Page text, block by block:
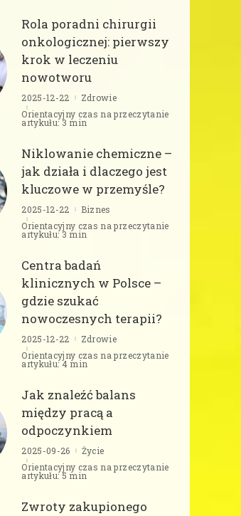
Rola poradni chirurgii
onkologicznej: pierwszy
krok w leczeniu
nowotworu
2025-12-22
Zdrowie
Orientacyjny czas na przeczytanie
artykułu: 3 min
Niklowanie chemiczne –
jak działa i dlaczego jest
kluczowe w przemyśle?
2025-12-22
Biznes
Orientacyjny czas na przeczytanie
artykułu: 3 min
Centra badań
klinicznych w Polsce –
gdzie szukać
nowoczesnych terapii?
2025-12-22
Zdrowie
Orientacyjny czas na przeczytanie
artykułu: 4 min
Jak znaleźć balans
między pracą a
odpoczynkiem
2025-09-26
Życie
Orientacyjny czas na przeczytanie
artykułu: 5 min
Zwroty zakupionego